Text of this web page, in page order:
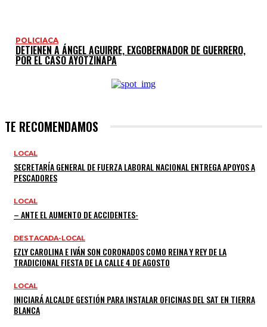
POLICIACA
DETIENEN A ÁNGEL AGUIRRE, EXGOBERNADOR DE GUERRERO,
POR EL CASO AYOTZINAPA
TE RECOMENDAMOS
LOCAL
SECRETARÍA GENERAL DE FUERZA LABORAL NACIONAL ENTREGA APOYOS A
PESCADORES
LOCAL
– ANTE EL AUMENTO DE ACCIDENTES-
DESTACADA-LOCAL
EZLY CAROLINA E IVÁN SON CORONADOS COMO REINA Y REY DE LA
TRADICIONAL FIESTA DE LA CALLE 4 DE AGOSTO
LOCAL
INICIARÁ ALCALDE GESTIÓN PARA INSTALAR OFICINAS DEL SAT EN TIERRA
BLANCA